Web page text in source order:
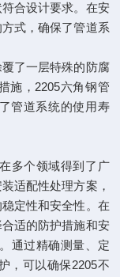
合设计要求。在安
式，确保了管道系
了一层特殊的防腐
施，2205六角钢管
管道系统的使用寿
多个领域得到了广
适配性处理方案，
定性和安全性。在
适的防护措施和安
通过精确测量、定
，可以确保2205不